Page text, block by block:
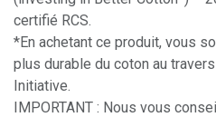
certifié RCS.
*En achetant ce produit, vous
plus durable du coton au
Initiative.
IMPORTANT : Nous vous